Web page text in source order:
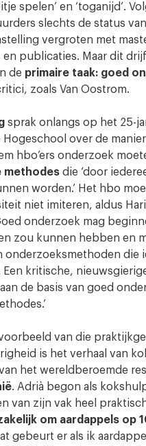
spelen’ en ‘toganijd’.
slechts de status
vergroten met
publicaties. Maar dit
de primaire taak: goed
zoals Van Oostrom.
sprak onlangs op het 25-
Hogeschool over de
hbo’ers onderzoek
methodes die ‘door
worden.’ Het hbo
niet imiteren, aldus
onderzoek mag
zou kunnen hebben en
onderzoeksmethoden die
Een kritische,
de basis van goed
van die
is het verhaal van
het wereldberoemde
. Adrià begon als
van zijn vak heel
om aardappels op
gebeurt er als ik